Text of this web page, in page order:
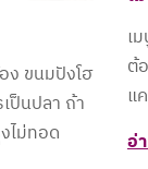
ง ขนมปังโฮ
ป็นปลา ถ้า
ไม่ทอด
เ
ต้
แ
อ่